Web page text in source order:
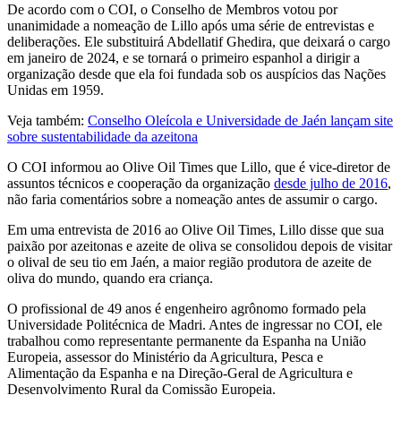
De acordo com o COI, o Conselho de Membros votou por
unanimidade a nomeação de Lillo após uma série de entrevistas e
deliberações. Ele substituirá Abdellatif Ghedira, que deixará o cargo
em janeiro de 2024, e se tornará o primeiro espanhol a dirigir a
organização desde que ela foi fundada sob os auspícios das Nações
Unidas em 1959.
Veja também: Conselho Oleícola e Universidade de Jaén lançam site
sobre sustentabilidade da azeitona
O COI informou ao Olive Oil Times que Lillo, que é vice-diretor de
assuntos técnicos e cooperação da organização desde julho de 2016,
não faria comentários sobre a nomeação antes de assumir o cargo.
Em uma entrevista de 2016 ao Olive Oil Times, Lillo disse que sua
paixão por azeitonas e azeite de oliva se consolidou depois de visitar
o olival de seu tio em Jaén, a maior região produtora de azeite de
oliva do mundo, quando era criança.
O profissional de 49 anos é engenheiro agrônomo formado pela
Universidade Politécnica de Madri. Antes de ingressar no COI, ele
trabalhou como representante permanente da Espanha na União
Europeia, assessor do Ministério da Agricultura, Pesca e
Alimentação da Espanha e na Direção-Geral de Agricultura e
Desenvolvimento Rural da Comissão Europeia.